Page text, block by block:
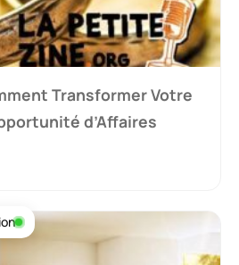
Transformer Votre
d’Affaires